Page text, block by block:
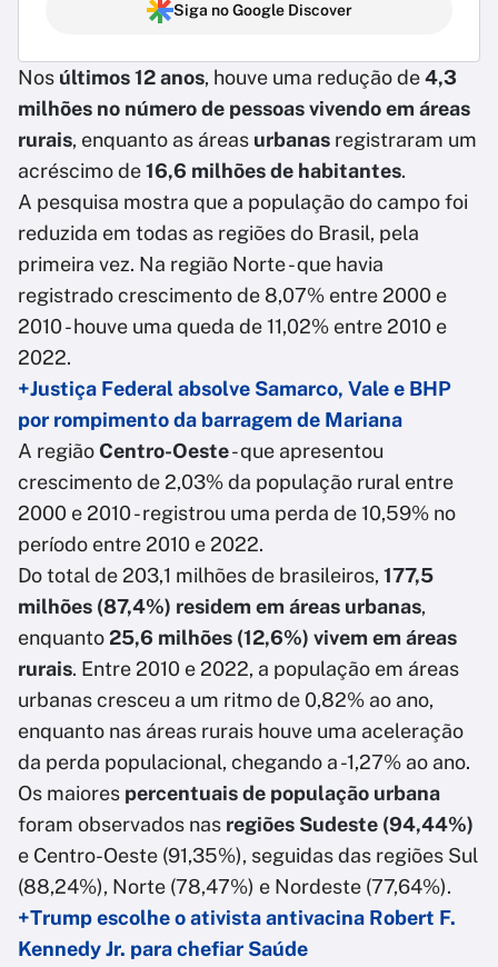
Siga no Google Discover
Nos últimos 12 anos, houve uma redução de4,3
milhões no número de pessoas vivendo em áreas
rurais, enquanto as áreas urbanas registraram um
acréscimo de16,6 milhões de habitantes.
A pesquisa mostra que a população do campo foi
reduzida em todas as regiões do Brasil, pela
primeira vez. Na região Norte - que havia
registrado crescimento de 8,07% entre 2000 e
2010 - houve uma queda de 11,02% entre 2010 e
2022.
+Justiça Federal absolve Samarco, Vale e BHP
por rompimento da barragem de Mariana
A regiãoCentro-Oeste- que apresentou
crescimento de 2,03% da população rural entre
2000 e 2010 - registrou uma perda de 10,59% no
período entre 2010 e 2022.
Do total de 203,1 milhões de brasileiros, 177,5
milhões (87,4%) residem em áreas urbanas,
enquanto25,6 milhões (12,6%) vivem em áreas
rurais. Entre 2010 e 2022, a população em áreas
urbanas cresceu a um ritmo de 0,82% ao ano,
enquanto nas áreas rurais houve uma aceleração
da perda populacional, chegando a -1,27% ao ano.
Os maiores percentuais de população urbana
foram observados nas regiões Sudeste (94,44%)
e Centro-Oeste (91,35%), seguidas das regiões Sul
(88,24%), Norte (78,47%) e Nordeste (77,64%).
+Trump escolhe o ativista antivacina Robert F.
Kennedy Jr. para chefiar Saúde